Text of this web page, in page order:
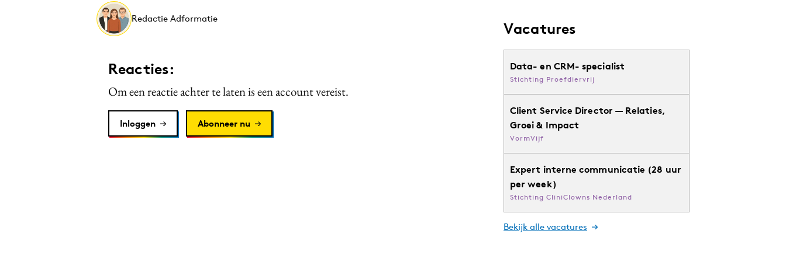
Redactie Adformatie
Reacties:
Om een reactie achter te laten is een account vereist.
Inloggen Abonneer nu
Vacatures
Data- en CRM- specialist
Stichting Proefdiervrij
Client Service Director — Relaties,
Groei & Impact
VormVijf
Expert interne communicatie (28 uur
per week)
Stichting CliniClowns Nederland
Bekijk alle vacatures